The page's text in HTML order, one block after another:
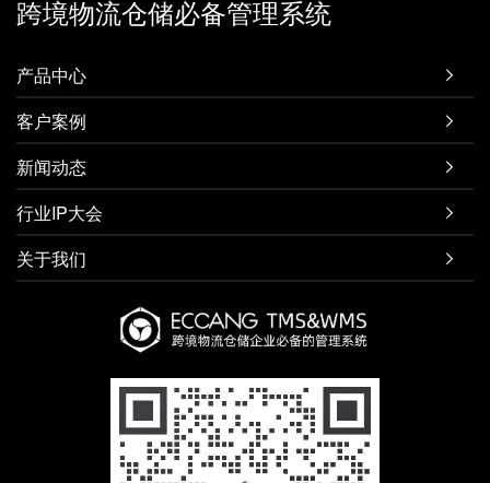
跨境物流仓储必备管理系统
产品中心 
客户案例 
新闻动态 
行业IP大会 
关于我们 